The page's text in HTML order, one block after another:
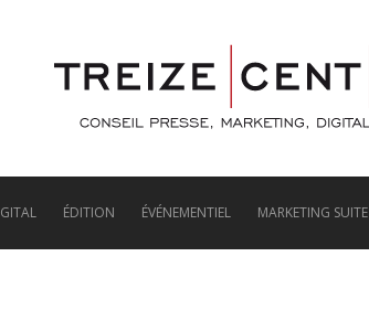
ÉDITION ÉVÉNEMENTIEL MARKETING SUITE